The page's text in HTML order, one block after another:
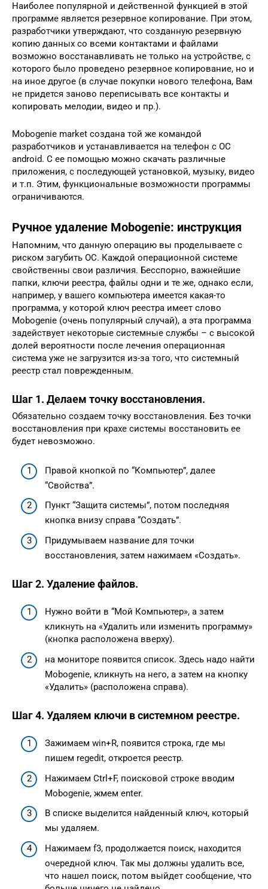
Наиболее популярной и действенной функцией в этой
программе является резервное копирование. При этом,
разработчики утверждают, что созданную резервную
копию данных со всеми контактами и файлами
возможно восстанавливать не только на устройстве, с
которого было проведено резервное копирование, но и
на иное другое (в случае покупки нового телефона, Вам
не придется заново переписывать все контакты и
копировать мелодии, видео и пр.).
Mobogenie market создана той же командой
разработчиков и устанавливается на телефон с ОС
android. С ее помощью можно скачать различные
приложения, с последующей установкой, музыку, видео
и т.п. Этим, функциональные возможности программы
ограничиваются.
Ручное удаление Mobogenie: инструкция
Напомним, что данную операцию вы проделываете с
риском загубить ОС. Каждой операционной системе
свойственны свои различия. Бесспорно, важнейшие
папки, ключи реестра, файлы одни и те же, однако если,
например, у вашего компьютера имеется какая-то
программа, у которой ключ реестра имеет слово
Mobogenie (очень популярный случай), а эта программа
задействует некоторые системные службы – с высокой
долей вероятности после лечения операционная
система уже не загрузится из-за того, что системный
реестр стал поврежденным.
Шаг 1. Делаем точку восстановления.
Обязательно создаем точку восстановления. Без точки
восстановления при крахе системы восстановить ее
будет невозможно.
Правой кнопкой по “Компьютер”, далее
“Свойства”.
Пункт “Защита системы”, потом последняя
кнопка внизу справа “Создать”.
Придумываем название для точки
восстановления, затем нажимаем «Создать».
Шаг 2. Удаление файлов.
Нужно войти в “Мой Компьютер», а затем
кликнуть на «Удалить или изменить программу»
(кнопка расположена вверху).
на мониторе появится список. Здесь надо найти
Mobogenie, кликнуть на него, а затем на кнопку
«Удалить» (расположена справа).
Шаг 4. Удаляем ключи в системном реестре.
Зажимаем win+R, появится строка, где мы
пишем regedit, откроется реестр.
Нажимаем Ctrl+F, поисковой строке вводим
Mobogenie, жмем enter.
В списке выделится найденный ключ, который
мы удаляем.
Нажимаем f3, продолжается поиск, находится
очередной ключ. Так мы должны удалить все,
что нашел поиск, потом выйдет сообщение, что